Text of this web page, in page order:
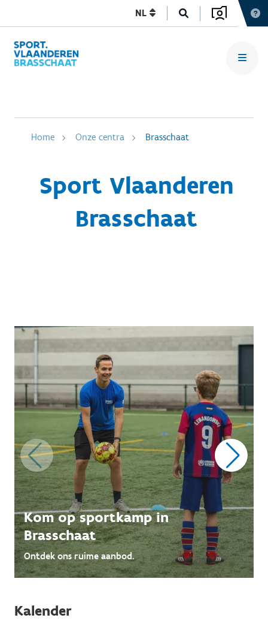
NL
Home Onze centra Brasschaat
Sport Vlaanderen
Brasschaat
Kom op sportkamp in
Brasschaat
Ontdek ons ruime aanbod.
Kalender